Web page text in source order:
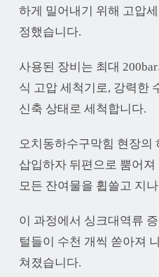
하게 밀어내기 위해 고압
정했습니다.
사용된 장비는 최대
식 고압 세척기로, 강력한
신축 상태로 세척합니다.
오치동하수구막힘 현장의
삽입하자 뒤편으로 뿜어
모든 잔여물을 휩쓸고 지
이 과정에서 싱크대역류
털들이 수천 개씩 쏟아져
쳐졌습니다.